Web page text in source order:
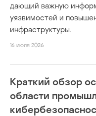
дающий важную
уязвимостей и
инфраструктуры.
16 июля 2026
Краткий обзор
области